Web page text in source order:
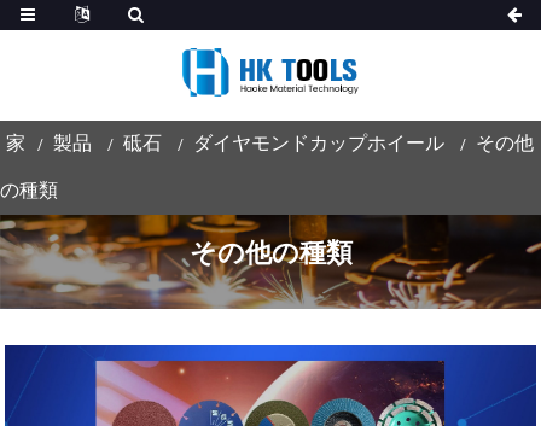
家 製品 砥石 ダイヤモンドカップホイール その他
の種類
その他の種類